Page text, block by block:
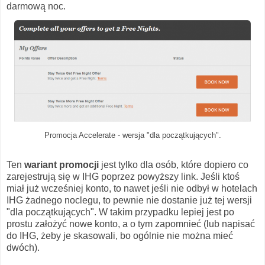
darmową noc.
Promocja Accelerate - wersja "dla początkujących".
Ten wariant promocji jest tylko dla osób, które dopiero co
zarejestrują się w IHG poprzez powyższy link. Jeśli ktoś
miał już wcześniej konto, to nawet jeśli nie odbył w hotelach
IHG żadnego noclegu, to pewnie nie dostanie już tej wersji
"dla początkujących". W takim przypadku lepiej jest po
prostu założyć nowe konto, a o tym zapomnieć (lub napisać
do IHG, żeby je skasowali, bo ogólnie nie można mieć
dwóch).